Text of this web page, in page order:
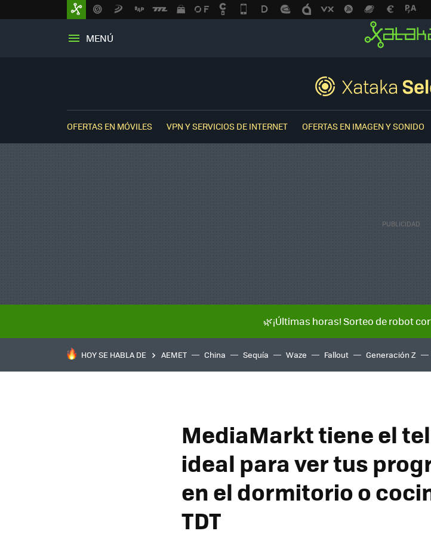
MENÚ
OFERTAS EN MÓVILES VPN Y SERVICIOS DE INTERNET OFERTAS EN IMAGEN Y SONIDO
🌿¡Últimas horas! Sorteo de robot
HOY SE HABLA DE AEMET China Sequía Waze Fallout Generación Z
MediaMarkt tiene el
ideal para ver tus
en el dormitorio o
TDT